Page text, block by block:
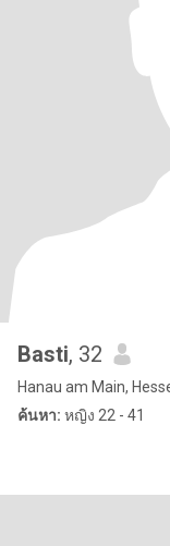
Basti, 32
Hanau am Main,
ค้นหา: หญิง 22 - 41